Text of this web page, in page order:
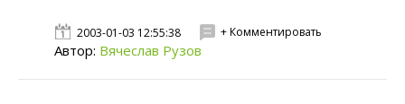
2003-01-03 12:55:38 + Комментировать
Автор: Вячеслав Рузов